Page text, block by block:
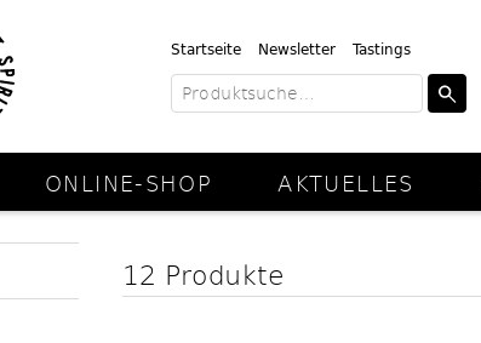
Startseite Newsletter Tastings
ONLINE-SHOP AKTUELLES
12 Produkte